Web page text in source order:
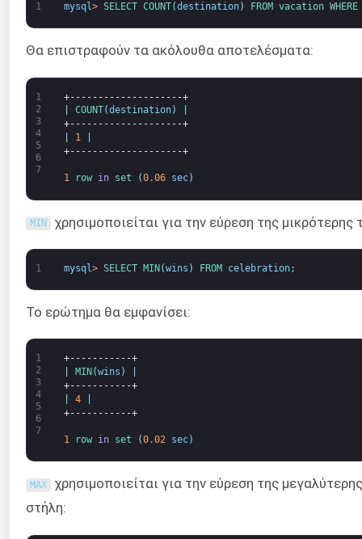
1 mysql> SELECT COUNT(destination) FROM vacation
Θα επιστραφούν τα ακόλουθα αποτελέσματα:
1
2
3
4
5
6
7
+--------------------+
COUNT(destination)
+--------------------+
1
+--------------------+
1 row in set (0.06 sec)
MIN χρησιμοποιείται για την εύρεση της
1 mysql> SELECT MIN (wins ) FROM celebration;
Το ερώτημα θα εμφανίσει:
1
2
3
4
5
6
7
+-----------+
MIN (wins )
+-----------+
4
+-----------+
1 row in set (0.02 sec)
MAX χρησιμοποιείται για την εύρεση της
στήλη: